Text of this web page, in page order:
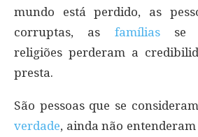
mundo está perdido, as
corruptas, as famíliasse
religiões perderam a
presta.
São pessoas que se
verdade, ainda não